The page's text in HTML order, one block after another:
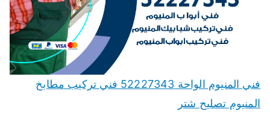
فني المنيوم الواحة 52227343 فني تركيب مطابخ
المنيوم تصليح شتر